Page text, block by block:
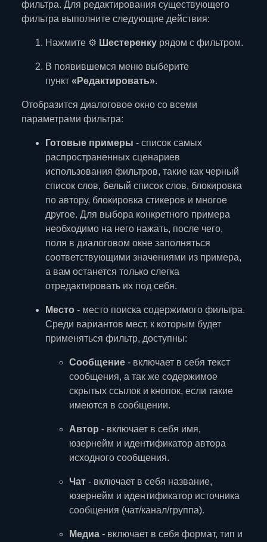
фильтра. Для редактирования существующего
фильтра выполните следующие действия:
Нажмите ⚙️ Шестеренку рядом с фильтром.
В появившемся меню выберите
пункт «Редактировать».
Отобразится диалоговое окно со всеми
параметрами фильтра:
Готовые примеры - список самых
распространенных сценариев
использования фильтров, такие как черный
список слов, белый список слов, блокировка
по автору, блокировка стикеров и многое
другое. Для выбора конкретного примера
необходимо на него нажать, после чего,
поля в диалоговом окне заполняться
соответствующими значениями из примера,
а вам останется только слегка
отредактировать их под себя.
Место - место поиска содержимого фильтра.
Среди вариантов мест, к которым будет
применяться фильтр, доступны:
Сообщение - включает в себя текст
сообщения, а так же содержимое
скрытых ссылок и кнопок, если такие
имеются в сообщении.
Автор - включает в себя имя,
юзернейм и идентификатор автора
исходного сообщения.
Чат - включает в себя название,
юзернейм и идентификатор источника
сообщения (чат/канал/группа).
Медиа - включает в себя формат, тип и